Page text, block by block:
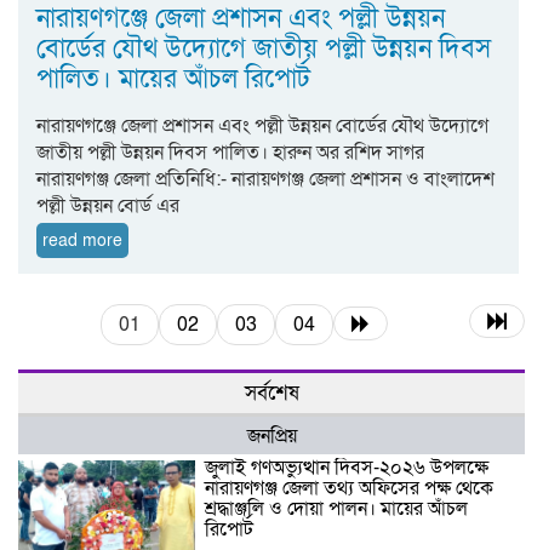
নারায়ণগঞ্জে জেলা প্রশাসন এবং পল্লী উন্নয়ন
বোর্ডের যৌথ উদ্যোগে জাতীয় পল্লী উন্নয়ন দিবস
পালিত। মায়ের আঁচল রিপোর্ট
নারায়ণগঞ্জে জেলা প্রশাসন এবং পল্লী উন্নয়ন বোর্ডের যৌথ উদ্যোগে
জাতীয় পল্লী উন্নয়ন দিবস পালিত। হারুন অর রশিদ সাগর
নারায়ণগঞ্জ জেলা প্রতিনিধি:- নারায়ণগঞ্জ জেলা প্রশাসন ও বাংলাদেশ
পল্লী উন্নয়ন বোর্ড এর
read more
01 02 03 04
সর্বশেষ
জনপ্রিয়
জুলাই গণঅভ্যুত্থান দিবস-২০২৬ উপলক্ষে
নারায়ণগঞ্জ জেলা তথ্য অফিসের পক্ষ থেকে
শ্রদ্ধাঞ্জলি ও দোয়া পালন। মায়ের আঁচল
রিপোর্ট